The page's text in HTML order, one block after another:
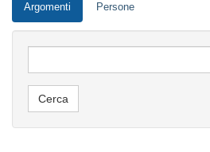
Argomenti Persone